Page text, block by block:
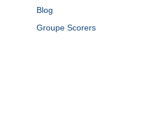
Blog
Groupe Scorers